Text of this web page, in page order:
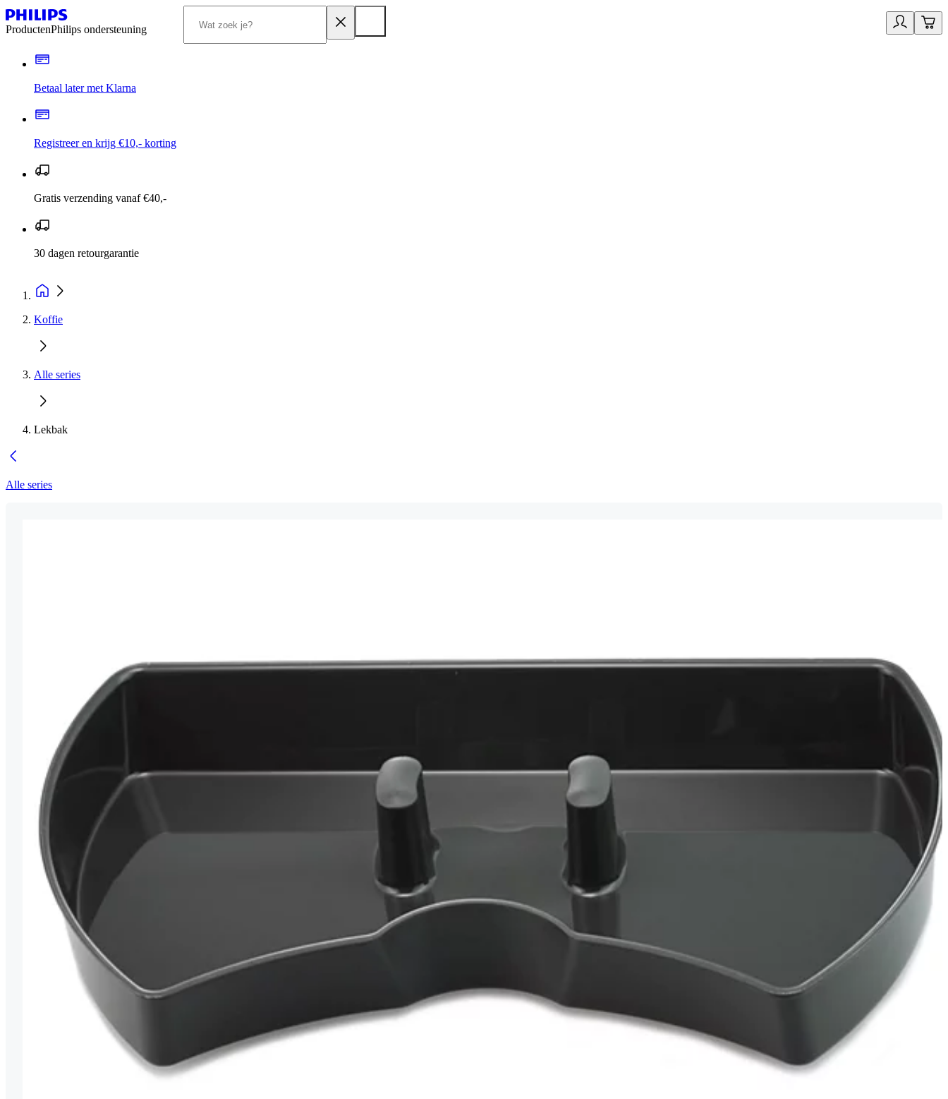
ProductenPhilips ondersteuning
Betaal later met Klarna
Registreer en krijg €10,- korting
Gratis verzending vanaf €40,-
30 dagen retourgarantie
Koffie
Alle series
Lekbak
Alle series